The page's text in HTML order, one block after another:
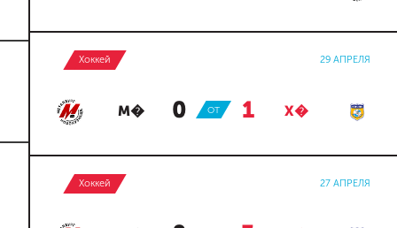
Хоккей 29 АПРЕЛЯ
М� 0 : 1 Х�
ОТ
Хоккей 27 АПРЕЛЯ